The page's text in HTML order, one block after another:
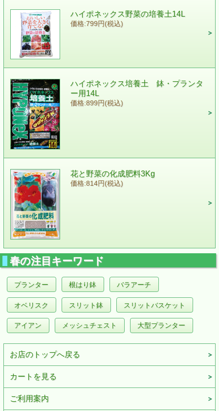
ハイポネックス野菜の培養土14L
価格:799円(税込)
ハイポネックス培養土 鉢・プランタ
ー用14L
価格:899円(税込)
花と野菜の化成肥料3Kg
価格:814円(税込)
春の注目キーワード
プランター 根はり鉢 バラアーチ
オベリスク スリット鉢 スリットバスケット
アイアン メッシュチェスト 大型プランター
お店のトップへ戻る
カートを見る
ご利用案内